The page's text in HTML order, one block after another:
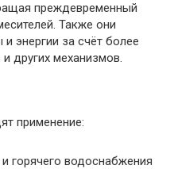
преждевременный
Также они
энергии за счёт более
других механизмов.
применение:
горячего водоснабжения